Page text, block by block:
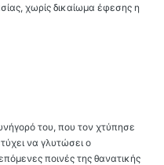
χωρίς δικαίωμα έφεσης η
του, που τον χτύπησε
να γλυτώσει ο
ποινές της θανατικής